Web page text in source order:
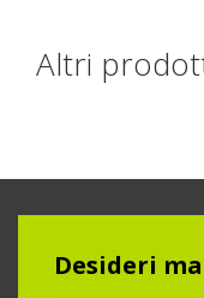
Altri
Desideri